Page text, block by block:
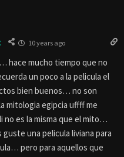
10 years ago
hace mucho tiempo que no
un poco a la pelicula el
bien buenos… no son
mitologia egipcia uffff me
es la misma que el mito…
una pelicula liviana para
pero para aquellos que